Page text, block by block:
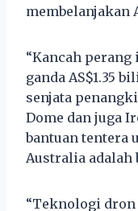
membelanjakan
“Kancah
ganda AS$1.35
senjata
Dome dan juga
bantuan tentera
Australia
“Teknologi